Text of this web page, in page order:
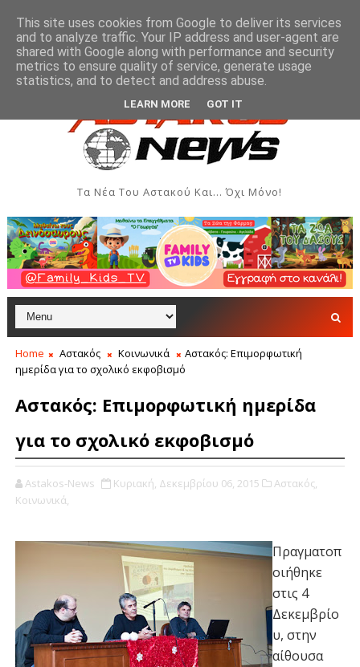
Αστακού ΞΗΡΌΜΕΡΟ Βλάβη στην ύδρευση της Παλιόβαρκας
Τα Νέα Του Αστακού Και... Όχι Μόνο!
Home Αστακός Κοινωνικά
Αστακός: Επιμορφωτική
ημερίδα για το σχολικό εκφοβισμό
Αστακός: Επιμορφωτική ημερίδα
για το σχολικό εκφοβισμό
Astakos-News Κυριακή, Δεκεμβρίου 06, 2015
Αστακός,
Κοινωνικά,
Πραγματοπ
οιήθηκε
στις 4
Δεκεμβρίο
υ, στην
αίθουσα
This site uses cookies from Google to deliver its services
and to analyze traffic. Your IP address and user-agent are
shared with Google along with performance and security
metrics to ensure quality of service, generate usage
statistics, and to detect and address abuse.
LEARN MORE GOT IT